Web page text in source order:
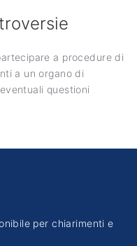
a procedure di
a un organo di
questioni
per chiarimenti e